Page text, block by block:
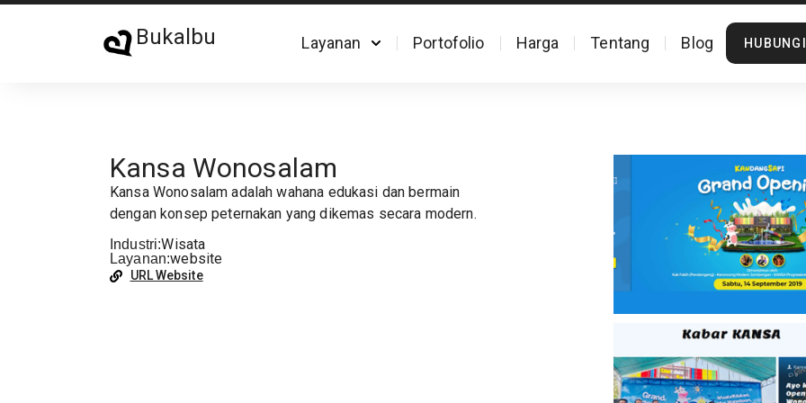
Bukalbu Layanan Portofolio Harga Tentang Blog
Kansa Wonosalam
Kansa Wonosalam adalah wahana edukasi dan bermain
dengan konsep peternakan yang dikemas secara modern.
Industri:Wisata
Layanan:website
URL Website